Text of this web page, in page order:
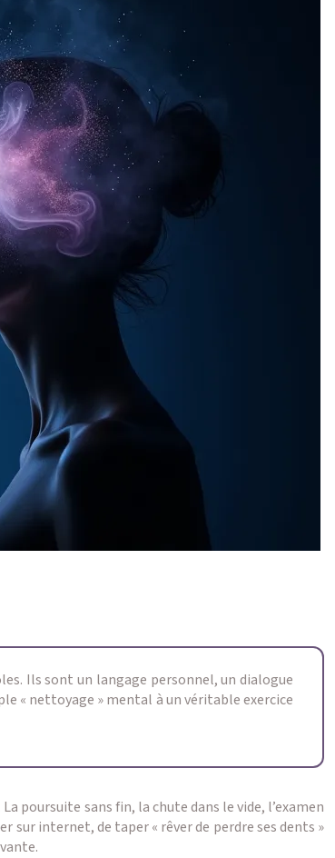
Ils sont un langage personnel, un dialogue
« nettoyage » mental à un véritable exercice
poursuite sans fin, la chute dans le vide, l’examen
sur internet, de taper « rêver de perdre ses dents »